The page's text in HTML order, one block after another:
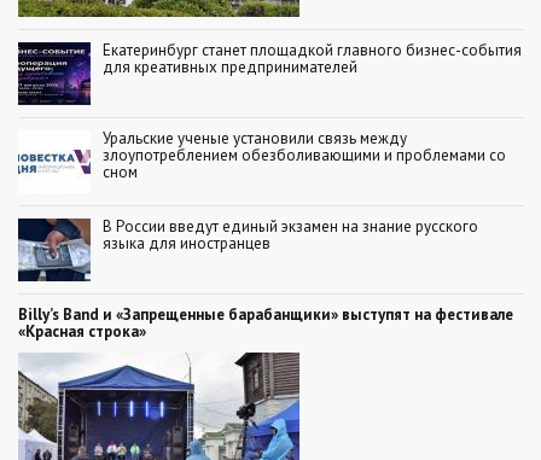
Екатеринбург станет площадкой главного бизнес-события
для креативных предпринимателей
Уральские ученые установили связь между
злоупотреблением обезболивающими и проблемами со
сном
В России введут единый экзамен на знание русского
языка для иностранцев
Billy’s Band и «Запрещенные барабанщики» выступят на фестивале
«Красная строка»